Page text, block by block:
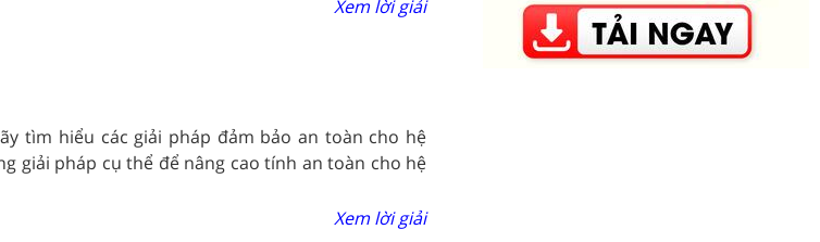
Xem lời giải
tìm hiểu các giải pháp đảm bảo an toàn cho hệ
giải pháp cụ thể để nâng cao tính an toàn cho hệ
Xem lời giải